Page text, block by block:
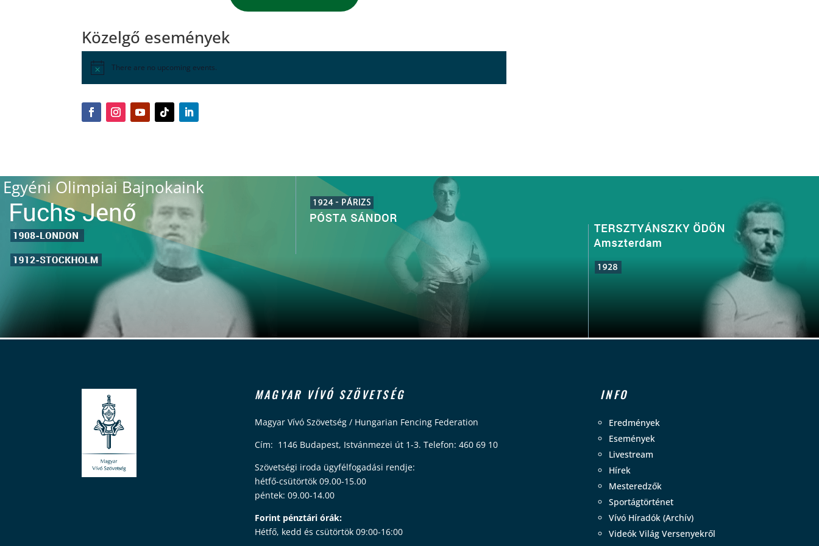
Közelgő események
There are no upcoming events.
Egyéni Olimpiai Bajnokaink
MAGYAR VÍVÓ SZÖVETSÉG
Magyar Vívó Szövetség / Hungarian Fencing Federation
Cím: 1146 Budapest, Istvánmezei út 1-3. Telefon: 460 69 10
Szövetségi iroda ügyfélfogadási rendje:
hétfő-csütörtök 09.00-15.00
péntek: 09.00-14.00
Forint pénztári órák:
Hétfő, kedd és csütörtök 09:00-16:00
INFO
Eredmények
Események
Livestream
Hírek
Mesteredzők
Sportágtörténet
Vívó Híradók (Archív)
Videók Világ Versenyekről